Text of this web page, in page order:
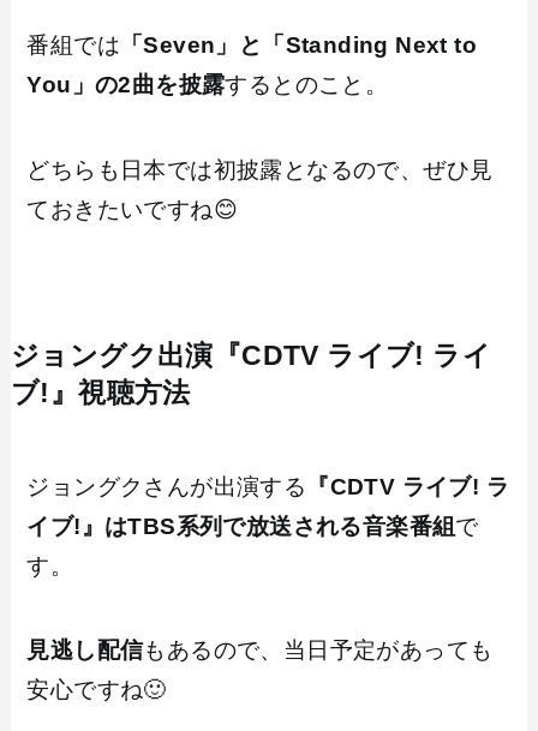
番組では 「Seven」と「Standing Next to
You」の2曲を披露するとのこと。
どちらも日本では初披露となるので、ぜひ見
ておきたいですね😊
ジョングク出演『CDTV ライブ! ライ
ブ!』視聴方法
ジョングクさんが出演する
『CDTV ライブ! ラ
イブ!』はTBS系列で放送される音楽番組で
す。
見逃し配信もあるので、当日予定があっても
安心ですね🙂